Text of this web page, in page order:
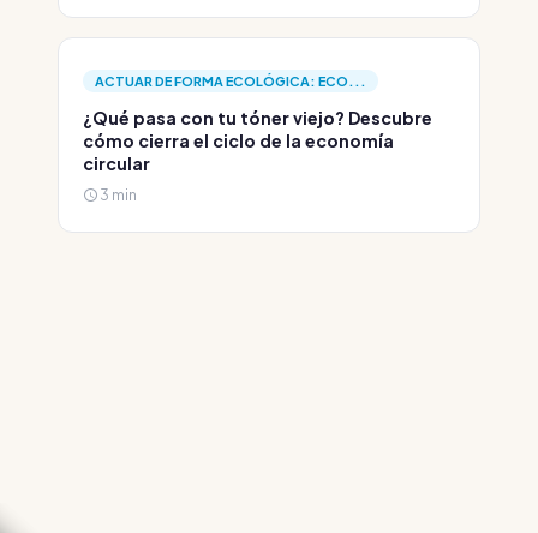
ACTUAR DE FORMA ECOLÓGICA: ECO...
¿Qué pasa con tu tóner viejo? Descubre
cómo cierra el ciclo de la economía
circular
3 min